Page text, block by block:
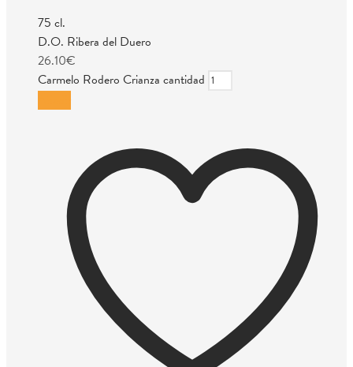
75 cl.
D.O. Ribera del Duero
26.10€
Carmelo Rodero Crianza cantidad